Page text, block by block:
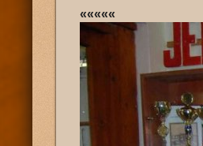
«««««